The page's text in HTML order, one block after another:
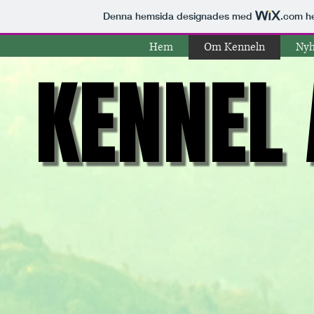
Denna hemsida designades med .com
Hem Om Kenneln